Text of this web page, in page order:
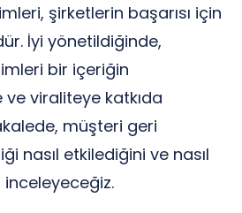
şirketlerin başarısı için
İyi yönetildiğinde,
bir içeriğin
ve viraliteye katkıda
müşteri geri
nasıl etkilediğini ve nasıl
inceleyeceğiz.